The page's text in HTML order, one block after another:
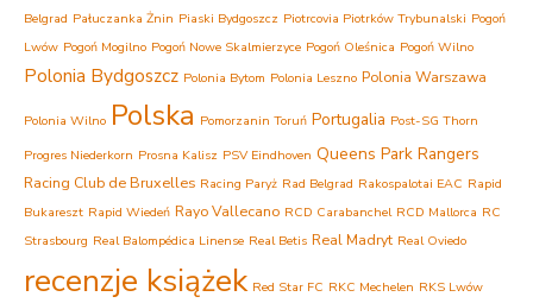
Belgrad Pałuczanka Żnin Piaski Bydgoszcz Piotrcovia Piotrków Trybunalski Pogoń
Lwów Pogoń Mogilno Pogoń Nowe Skalmierzyce Pogoń Oleśnica Pogoń Wilno
Polonia Bydgoszcz Polonia Bytom Polonia Leszno Polonia Warszawa
Polonia Wilno Polska Pomorzanin Toruń Portugalia Post-SG Thorn
Progres Niederkorn Prosna Kalisz PSV Eindhoven Queens Park Rangers
Racing Club de Bruxelles Racing Paryż Rad Belgrad Rakospalotai EAC Rapid
Bukareszt Rapid Wiedeń Rayo Vallecano RCD Carabanchel RCD Mallorca RC
Strasbourg Real Balompédica Linense Real Betis Real Madryt Real Oviedo
recenzje książek Red Star FC RKC Mechelen RKS Lwów